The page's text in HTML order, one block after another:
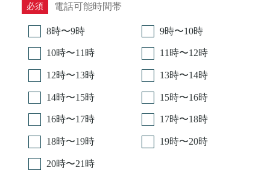
必須 電話可能時間帯
8時〜9時 9時〜10時
10時〜11時 11時〜12時
12時〜13時 13時〜14時
14時〜15時 15時〜16時
16時〜17時 17時〜18時
18時〜19時 19時〜20時
20時〜21時